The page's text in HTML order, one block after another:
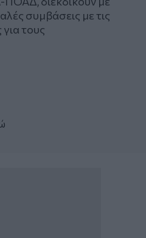
συμβάσεις με τις
για τους